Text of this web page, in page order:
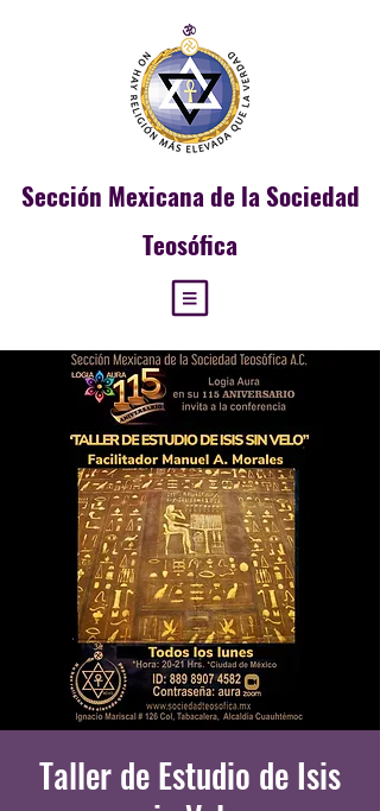
Sección Mexicana de la Sociedad
Teosófica
Taller de Estudio de Isis